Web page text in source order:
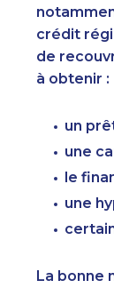
crédit
de
à obtenir :
un
une
le
une
La bonne